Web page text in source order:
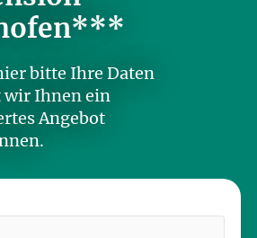
bitte Ihre Daten
Ihnen ein
Angebot